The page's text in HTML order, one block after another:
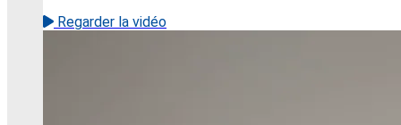
Regarder la vidéo